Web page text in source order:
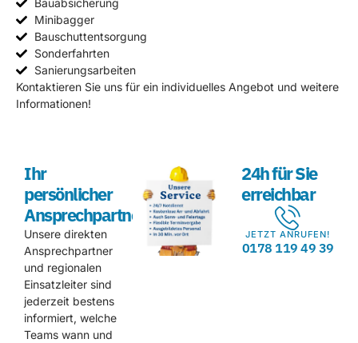
Bauabsicherung
Minibagger
Bauschuttentsorgung
Sonderfahrten
Sanierungsarbeiten
Kontaktieren Sie uns für ein individuelles Angebot und weitere
Informationen!
Ihr
persönlicher
Ansprechpartner
Unsere direkten
Ansprechpartner
und regionalen
Einsatzleiter sind
jederzeit bestens
informiert, welche
Teams wann und
24h für Sie
erreichbar
JETZT ANRUFEN!
0178 119 49 39